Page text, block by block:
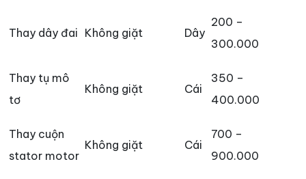
Thay dây đai Không giặt Dây
200 –
300.000
Thay tụ mô
tơ
Không giặt Cái
350 –
400.000
Thay cuộn
stator motor
Không giặt Cái
700 –
900.000